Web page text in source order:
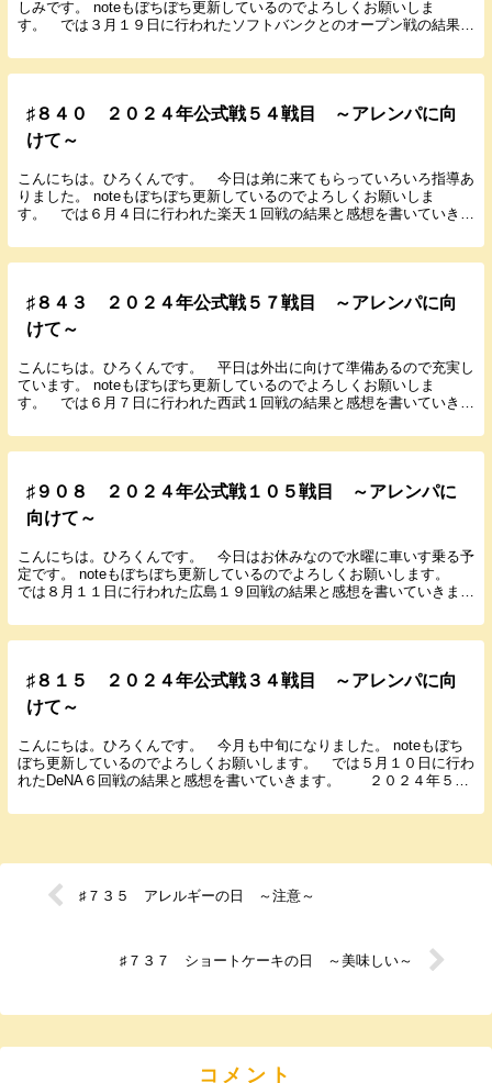
しみです。 noteもぼちぼち更新しているのでよろしくお願いしま
す。 では３月１９日に行われたソフトバンクとのオープン戦の結果と
♯８４０ ２０２４年公式戦５４戦目 ～アレンパに向
けて～
こんにちは。ひろくんです。 今日は弟に来てもらっていろいろ指導あ
りました。 noteもぼちぼち更新しているのでよろしくお願いしま
す。 では６月４日に行われた楽天１回戦の結果と感想を書いていきま
♯８４３ ２０２４年公式戦５７戦目 ～アレンパに向
けて～
こんにちは。ひろくんです。 平日は外出に向けて準備あるので充実し
ています。 noteもぼちぼち更新しているのでよろしくお願いしま
す。 では６月７日に行われた西武１回戦の結果と感想を書いていきま
♯９０８ ２０２４年公式戦１０５戦目 ～アレンパに
向けて～
こんにちは。ひろくんです。 今日はお休みなので水曜に車いす乗る予
定です。 noteもぼちぼち更新しているのでよろしくお願いします。
では８月１１日に行われた広島１９回戦の結果と感想を書いていきま
♯８１５ ２０２４年公式戦３４戦目 ～アレンパに向
けて～
こんにちは。ひろくんです。 今月も中旬になりました。 noteもぼち
ぼち更新しているのでよろしくお願いします。 では５月１０日に行わ
れたDeNA６回戦の結果と感想を書いていきます。 ２０２４年５月
♯７３５ アレルギーの日 ～注意～
♯７３７ ショートケーキの日 ～美味しい～
コメント